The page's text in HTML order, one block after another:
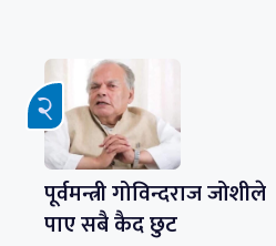
पूर्वमन्त्री गोविन्दराज जोशीले
पाए सबै कैद छुट